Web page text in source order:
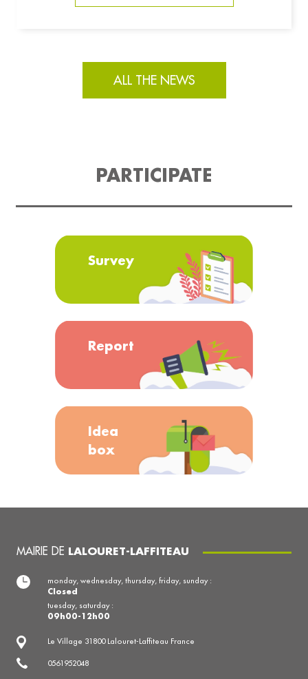
ALL THE NEWS
PARTICIPATE
Survey
Report
Idea
box
MAIRIE DE LALOURET-LAFFITEAU
Le Village 31800 Lalouret-Laffiteau France
0561952048
monday, wednesday, thursday, friday, sunday :
Closed
tuesday, saturday :
09h00-12h00